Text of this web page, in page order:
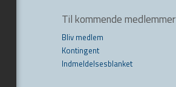
Til kommende medlemmer
Bliv medlem
Kontingent
Indmeldelsesblanket